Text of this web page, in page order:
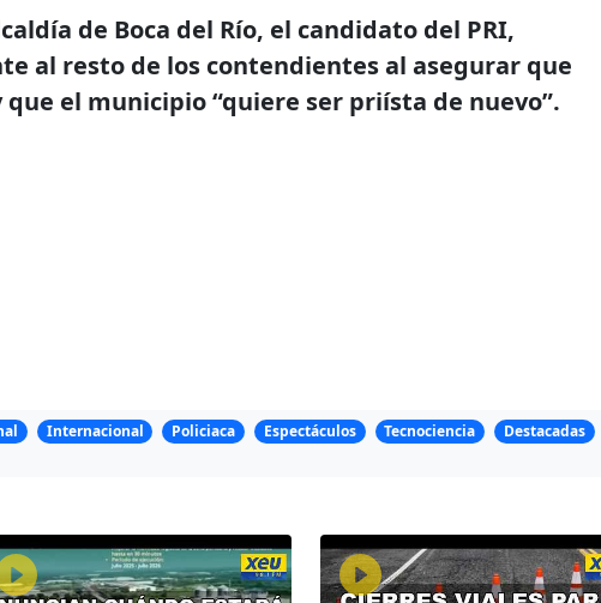
de Boca del Río, el candidato del PRI,
al resto de los contendientes al asegurar que
el municipio “quiere ser priísta de nuevo”.
Internacional Policiaca Espectáculos Tecnociencia Destacadas